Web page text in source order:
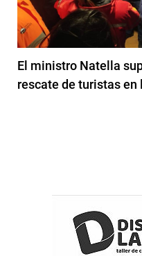
El ministro Natella
rescate de turistas en